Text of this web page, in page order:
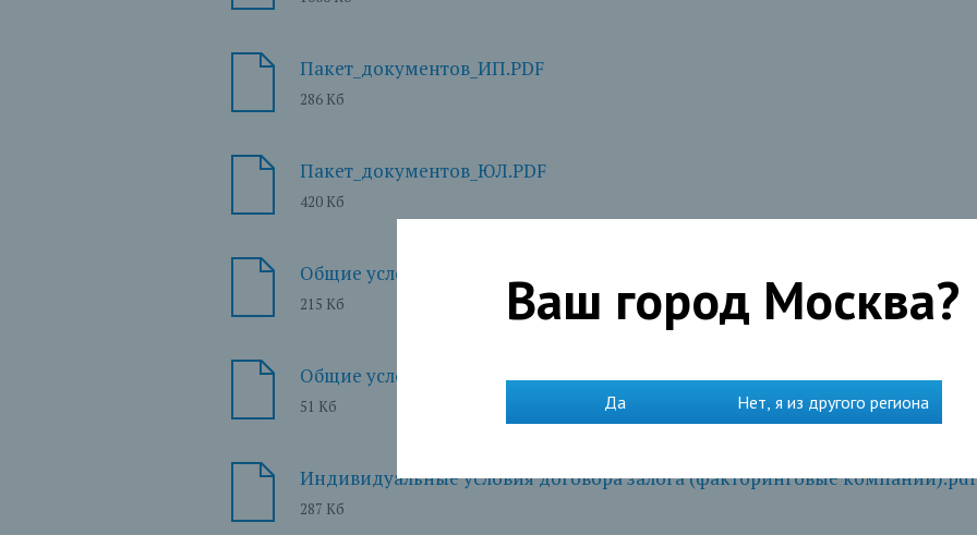
Пакет_документов_ИП.PDF
286 Кб
Пакет_документов_ЮЛ.PDF
420 Кб
Общие условия кредитования юридических лиц в рамках кредитования
215 Кб
Общие условия договора залога прав требований дебит задолженности
51 Кб
Индивидуальные условия договора залога (факторинговые компании).pdf
287 Кб
Ваш город Москва?
Да Нет, я из другого региона